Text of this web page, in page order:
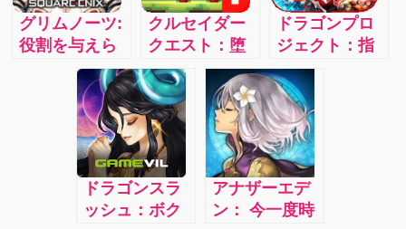
Action
Strategy
MMO GAME!
たった一人の
王を目指す物
語ーーー 最大
4人協力プレイ
で楽しめるキ
ャラクターコ
マンドRPGが
登場！
グリムノーツ:
役割を与えら
れた主役と、
空っぽの脚本
をもった脇役
が紡ぐRPG
クルセイダー
クエスト：堕
落した女神た
ちを救い出す
主人公は君！
壮大なストー
リーでゲーム
をもっと楽し
もう！
ドラゴンプロ
ジェクト：指
一本で本格ア
クション！＆
オンライン共
闘バトル！ス
マホゲームの
歴史に、コロ
プラが新たな
１ページを刻
ドラゴンスラ
ッシュ：ボク
アナザーエデ
ン： 今一度時